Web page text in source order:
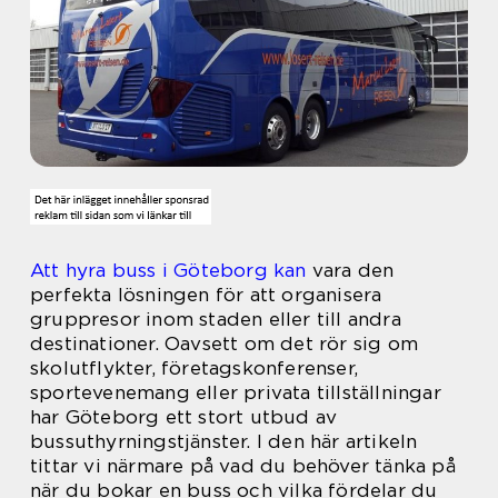
Att hyra buss i Göteborg kan vara den
perfekta lösningen för att organisera
gruppresor inom staden eller till andra
destinationer. Oavsett om det rör sig om
skolutflykter, företagskonferenser,
sportevenemang eller privata tillställningar
har Göteborg ett stort utbud av
bussuthyrningstjänster. I den här artikeln
tittar vi närmare på vad du behöver tänka på
när du bokar en buss och vilka fördelar du